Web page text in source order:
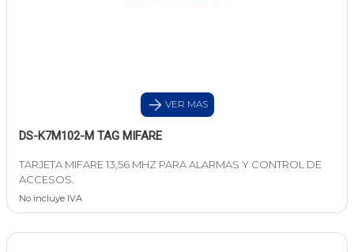
VER MAS
DS-K7M102-M TAG MIFARE
TARJETA MIFARE 13,56 MHZ PARA ALARMAS Y CONTROL DE
ACCESOS.
No incluye IVA